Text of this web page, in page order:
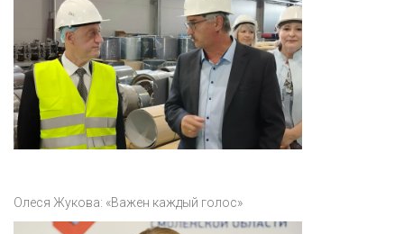
Олеся Жукова: «Важен каждый голос»